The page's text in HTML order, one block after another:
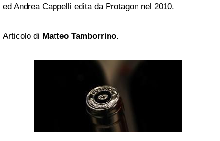
ed Andrea Cappelli edita da Protagon nel 2010.
Articolo di Matteo Tamborrino.